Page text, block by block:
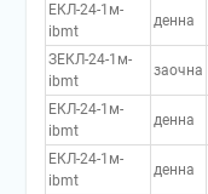
ЕКЛ-24-1м-
ibmt
денна
ЗЕКЛ-24-1м-
ibmt
заочна
ЕКЛ-24-1м-
ibmt
денна
ЕКЛ-24-1м-
ibmt
денна